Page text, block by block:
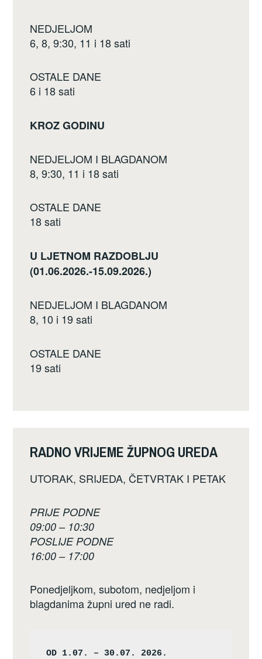
NEDJELJOM
6, 8, 9:30, 11 i 18 sati
OSTALE DANE
6 i 18 sati
KROZ GODINU
NEDJELJOM I BLAGDANOM
8, 9:30, 11 i 18 sati
OSTALE DANE
18 sati
U LJETNOM RAZDOBLJU
(01.06.2026.-15.09.2026.)
NEDJELJOM I BLAGDANOM
8, 10 i 19 sati
OSTALE DANE
19 sati
RADNO VRIJEME ŽUPNOG UREDA
UTORAK, SRIJEDA, ČETVRTAK I PETAK
PRIJE PODNE
09:00 – 10:30
POSLIJE PODNE
16:00 – 17:00
Ponedjeljkom, subotom, nedjeljom i
blagdanima župni ured ne radi.
OD 1.07. – 30.07. 2026.